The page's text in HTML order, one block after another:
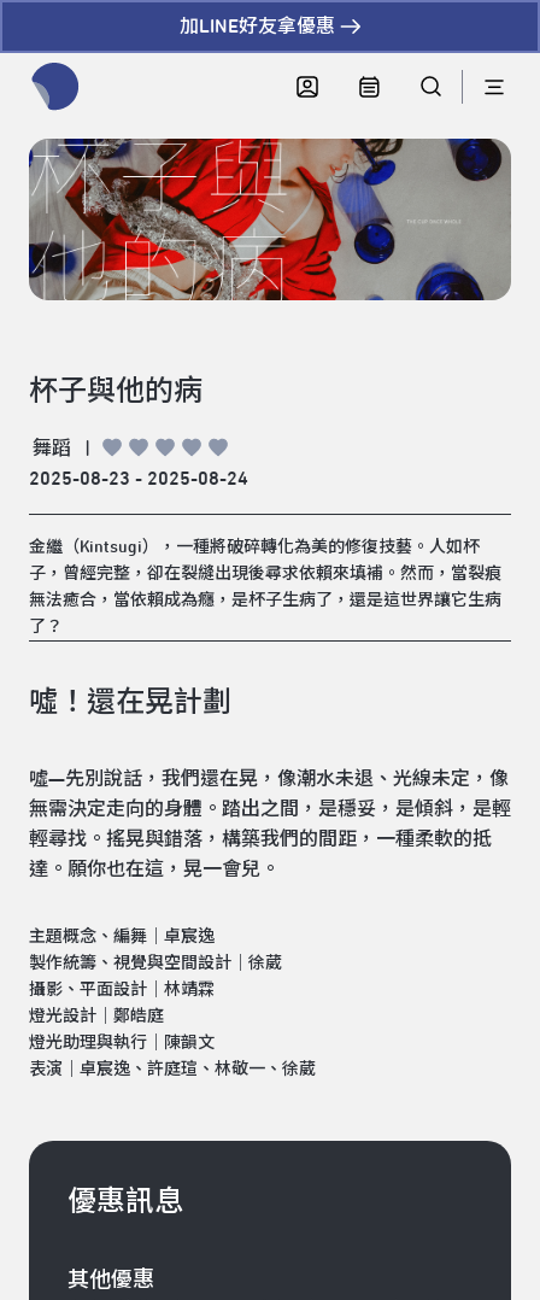
加LINE好友拿優惠
杯子與他的病
舞蹈
|
2025-08-23 - 2025-08-24
金繼（Kintsugi），一種將破碎轉化為美的修復技藝。人如杯
子，曾經完整，卻在裂縫出現後尋求依賴來填補。然而，當裂痕
無法癒合，當依賴成為癮，是杯子生病了，還是這世界讓它生病
了？
噓！還在晃計劃
噓—先別說話，我們還在晃，像潮水未退、光線未定，像
無需決定走向的身體。踏出之間，是穩妥，是傾斜，是輕
輕尋找。搖晃與錯落，構築我們的間距，一種柔軟的抵
達。願你也在這，晃一會兒。
主題概念、編舞｜卓宸逸
製作統籌、視覺與空間設計｜徐葳
攝影、平面設計｜林靖霖
燈光設計｜鄭皓庭
燈光助理與執行｜陳韻文
表演｜卓宸逸、許庭瑄、林敬一、徐葳
優惠訊息
其他優惠